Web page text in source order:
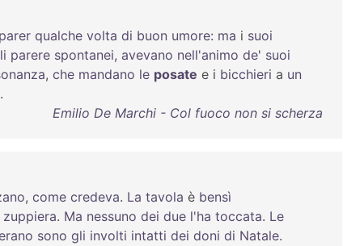
parer qualche volta di buon umore: ma i suoi
parere spontanei, avevano nell'animo de' suoi
, che mandano le posate e i bicchieri a un
.
Emilio De Marchi - Col fuoco non si scherza
, come credeva. La tavola è bensì
zuppiera. Ma nessuno dei due l'ha toccata. Le
sono gli involti intatti dei doni di Natale.